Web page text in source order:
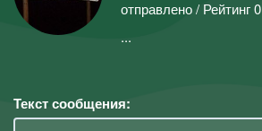
отправлено / Рейтинг 0
...
Текст сообщения: